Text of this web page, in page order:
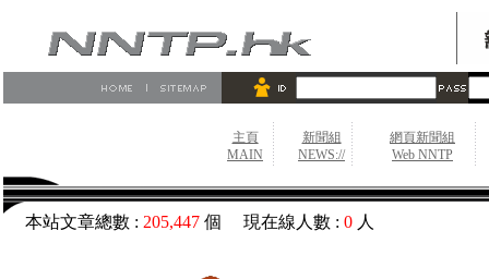
主頁
MAIN
新聞組
NEWS://
網頁新聞組
Web NNTP
本站文章總數 : 205,447 個 現在線人數 : 0 人